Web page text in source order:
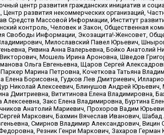
центр развития гражданских инициатив и
развития некоммерческих организаций,
Средств Массовой Информации, Институт
контроль, Человек и Закон, Общественная
Свободы Информации, Экозащита!-Женсовет,
Милославский Павел Юрьевич,
Ривина Анна Валерьевна, Бойко Анатолий
Мошель Ирина Ароновна, Шведов
Ольга Евгеньевна, Щаров Сергей
Марина Петровна, Кочеткова Татьяна
Елена Борисовна, Гудков Лев Дмитриевич,
Николай Алексеевич, Блинушов Андрей
Дмитриевна, Вититинова Елена Владимировна,
Закс Елена Владимировна, Буртина
Анатолий Мариевич, Прохоров Вадим
Маркович, Бахмин Вячеслав Иванович,
Смирнов Владимир Александрович,
Резник Генри Маркович, Захаров Герман